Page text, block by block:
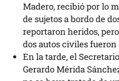
Madero, recibió por lo
de sujetos a bordo de
reportaron heridos,
dos autos civiles fueron
En la tarde, el
Gerardo Mérida